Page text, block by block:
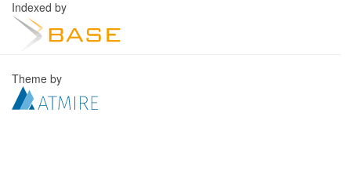
Indexed by
Theme by